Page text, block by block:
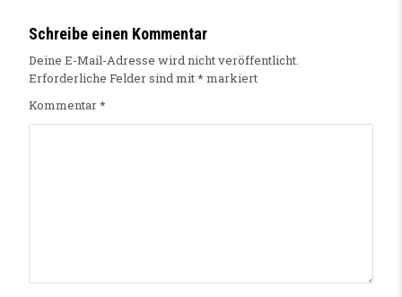
Schreibe einen Kommentar
Deine E-Mail-Adresse wird nicht veröffentlicht.
Erforderliche Felder sind mit* markiert
Kommentar*